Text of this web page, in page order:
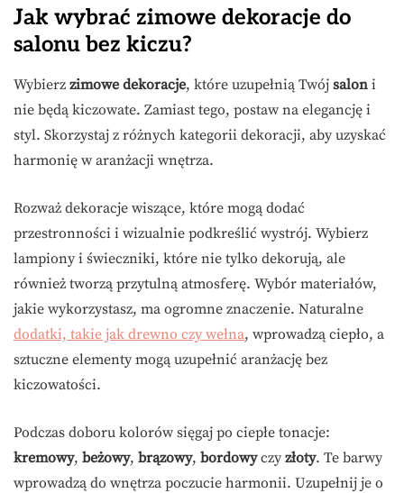
Jak wybrać zimowe dekoracje do
salonu bez kiczu?
Wybierz zimowe dekoracje, które uzupełnią Twój salon i
nie będą kiczowate. Zamiast tego, postaw na elegancję i
styl. Skorzystaj z różnych kategorii dekoracji, aby uzyskać
harmonię w aranżacji wnętrza.
Rozważ dekoracje wiszące, które mogą dodać
przestronności i wizualnie podkreślić wystrój. Wybierz
lampiony i świeczniki, które nie tylko dekorują, ale
również tworzą przytulną atmosferę. Wybór materiałów,
jakie wykorzystasz, ma ogromne znaczenie. Naturalne
dodatki, takie jak drewno czy wełna, wprowadzą ciepło, a
sztuczne elementy mogą uzupełnić aranżację bez
kiczowatości.
Podczas doboru kolorów sięgaj po ciepłe tonacje:
kremowy, beżowy, brązowy, bordowyczy złoty. Te barwy
wprowadzą do wnętrza poczucie harmonii. Uzupełnij je o